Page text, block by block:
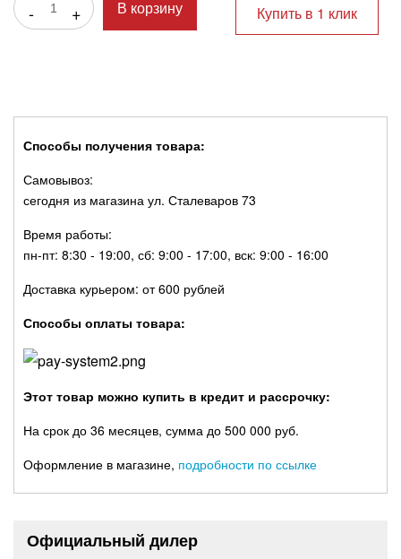
- + В корзину Купить в 1 клик
Способы получения товара:
Самовывоз:
сегодня из магазина ул. Сталеваров 73
Время работы:
пн-пт: 8:30 - 19:00, сб: 9:00 - 17:00, вск: 9:00 - 16:00
Доставка курьером: от 600 рублей
Способы оплаты товара:
Этот товар можно купить в кредит и рассрочку:
На срок до 36 месяцев, сумма до 500 000 руб.
Оформление в магазине, подробности по ссылке
Официальный дилер